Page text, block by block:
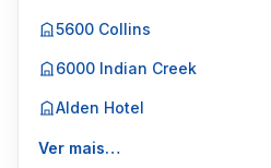
5600 Collins
6000 Indian Creek
Alden Hotel
Ver mais…